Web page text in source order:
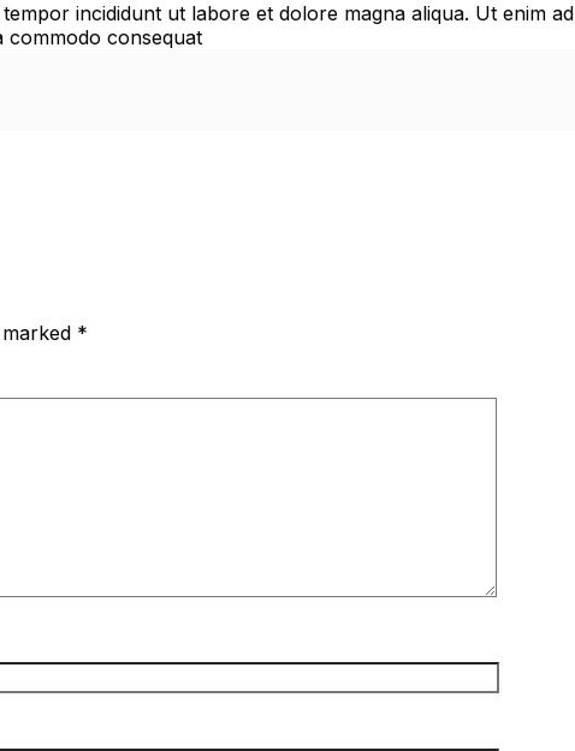
incididunt ut labore et dolore magna aliqua. Ut enim ad
commodo consequat
*